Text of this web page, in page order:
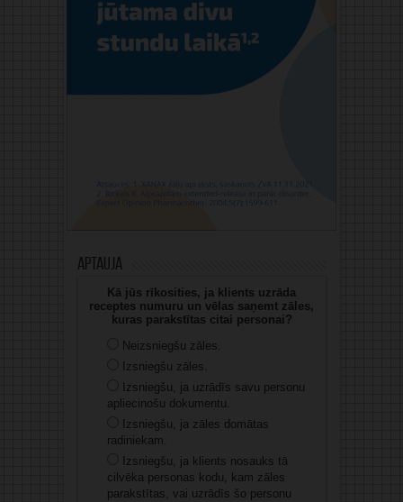
Aptauja
Kā jūs rīkosities, ja klients uzrāda
receptes numuru un vēlas saņemt zāles,
kuras parakstītas citai personai?
Neizsniegšu zāles.
Izsniegšu zāles.
Izsniegšu, ja uzrādīs savu personu
apliecinošu dokumentu.
Izsniegšu, ja zāles domātas
radiniekam.
Izsniegšu, ja klients nosauks tā
cilvēka personas kodu, kam zāles
parakstītas, vai uzrādīs šo personu